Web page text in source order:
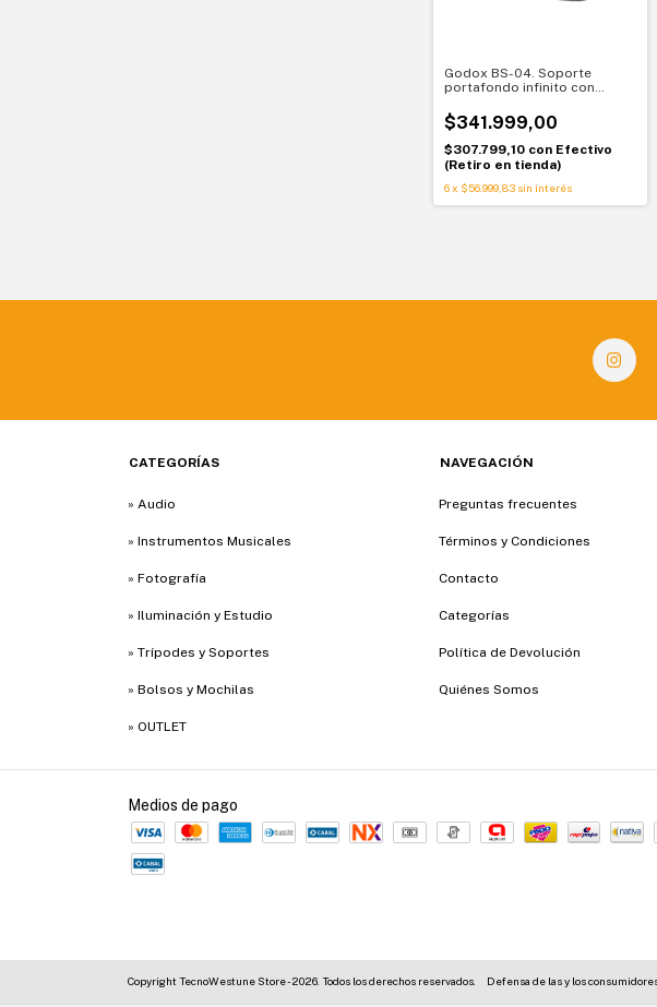
Godox BS-04. Soporte
portafondo infinito con
prolijo
$341.999,00
$307.799,10 con Efectivo
(Retiro en tienda)
6x $56.999,83 sin interés
CATEGORÍAS
» Audio
» Instrumentos Musicales
» Fotografía
» Iluminación y Estudio
» Trípodes y Soportes
» Bolsos y Mochilas
» OUTLET
NAVEGACIÓN
Preguntas frecuentes
Términos y Condiciones
Contacto
Categorías
Política de Devolución
Quiénes Somos
Medios de pago
Copyright TecnoWestune Store - 2026. Todos los derechos reservados. Defensa de las y los